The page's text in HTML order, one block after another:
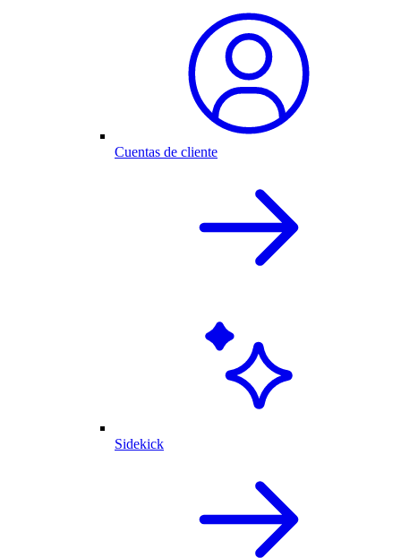
Cuentas de cliente
Sidekick